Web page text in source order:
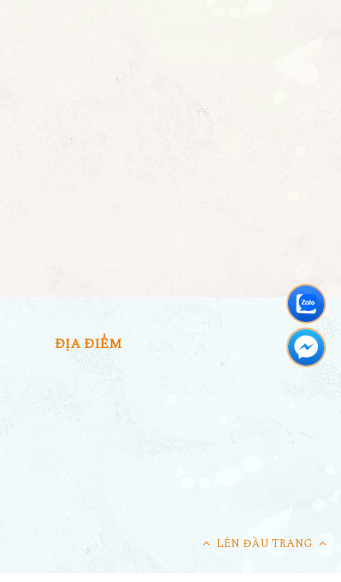
LÊN ĐẦU TRANG
ĐỊA ĐIỂM